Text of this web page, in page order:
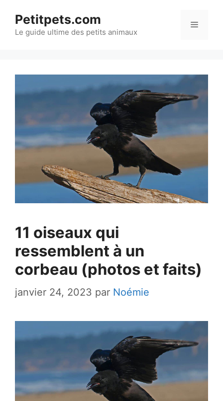
contenu
Petitpets.com
Le guide ultime des petits animaux
Menu
11 oiseaux qui
ressemblent à un
corbeau (photos et faits)
janvier 24, 2023 par Noémie